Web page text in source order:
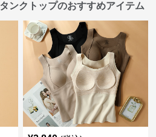
ンクトップのおすすめアイテム